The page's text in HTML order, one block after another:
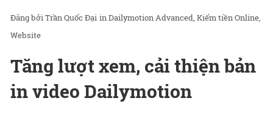
Trần Quốc Đại inDailymotion Advanced Kiếm tiền Online
Website
Tăng lượt xem, cải thiện bản
in video Dailymotion